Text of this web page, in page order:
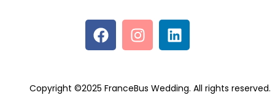
Copyright ©2025 FranceBus Wedding. All rights reserved.